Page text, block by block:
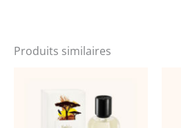
Produits similaires